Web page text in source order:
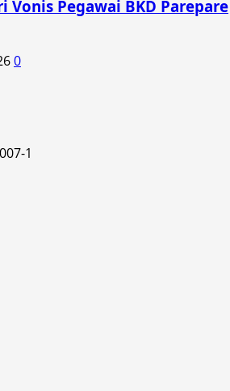
Vonis Pegawai BKD Parepare
0